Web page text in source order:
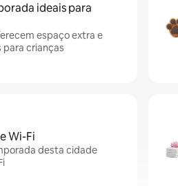
ideais para
espaço extra e
crianças
Wi-Fi
desta cidade